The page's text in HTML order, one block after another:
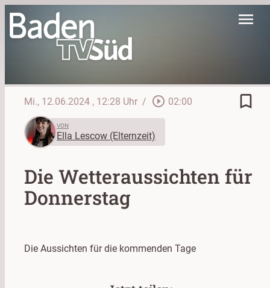
menu
Mi., 12.06.2024 , 12:28 Uhr / play_circle_outline 02:00 bookmark_border
VON
Ella Lescow (Elternzeit)
Die Wetteraussichten für
Donnerstag
Die Aussichten für die kommenden Tage